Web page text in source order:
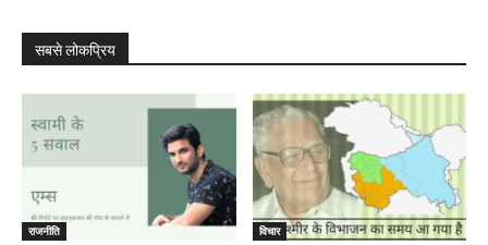
सबसे लोकप्रिय
राजनीति विचार